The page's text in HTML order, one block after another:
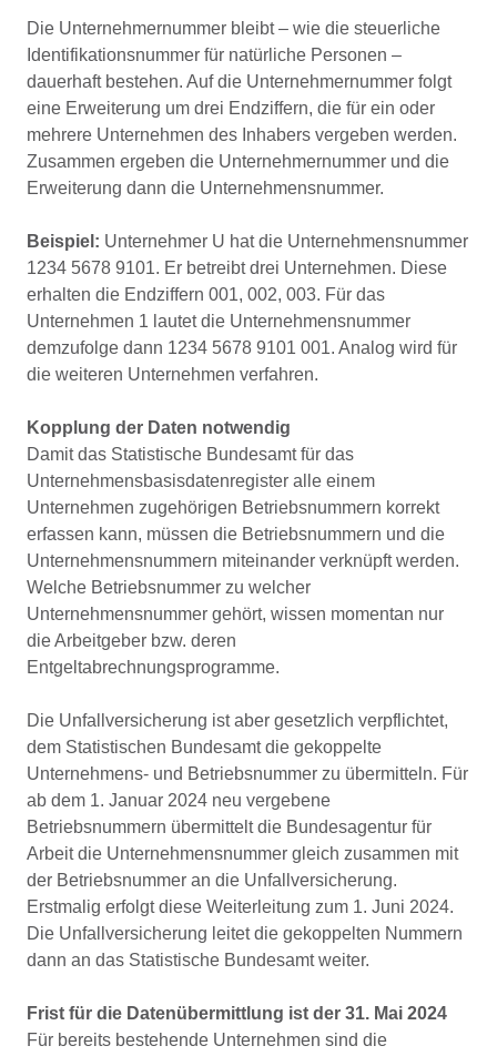
Die Unternehmernummer bleibt – wie die steuerliche
Identifikationsnummer für natürliche Personen –
dauerhaft bestehen. Auf die Unternehmernummer folgt
eine Erweiterung um drei Endziffern, die für ein oder
mehrere Unternehmen des Inhabers vergeben werden.
Zusammen ergeben die Unternehmernummer und die
Erweiterung dann die Unternehmensnummer.
Beispiel: Unternehmer U hat die Unternehmensnummer
1234 5678 9101. Er betreibt drei Unternehmen. Diese
erhalten die Endziffern 001, 002, 003. Für das
Unternehmen 1 lautet die Unternehmensnummer
demzufolge dann 1234 5678 9101 001. Analog wird für
die weiteren Unternehmen verfahren.
Kopplung der Daten notwendig
Damit das Statistische Bundesamt für das
Unternehmensbasisdatenregister alle einem
Unternehmen zugehörigen Betriebsnummern korrekt
erfassen kann, müssen die Betriebsnummern und die
Unternehmensnummern miteinander verknüpft werden.
Welche Betriebsnummer zu welcher
Unternehmensnummer gehört, wissen momentan nur
die Arbeitgeber bzw. deren
Entgeltabrechnungsprogramme.
Die Unfallversicherung ist aber gesetzlich verpflichtet,
dem Statistischen Bundesamt die gekoppelte
Unternehmens- und Betriebsnummer zu übermitteln. Für
ab dem 1. Januar 2024 neu vergebene
Betriebsnummern übermittelt die Bundesagentur für
Arbeit die Unternehmensnummer gleich zusammen mit
der Betriebsnummer an die Unfallversicherung.
Erstmalig erfolgt diese Weiterleitung zum 1. Juni 2024.
Die Unfallversicherung leitet die gekoppelten Nummern
dann an das Statistische Bundesamt weiter.
Frist für die Datenübermittlung ist der 31. Mai 2024
Für bereits bestehende Unternehmen sind die